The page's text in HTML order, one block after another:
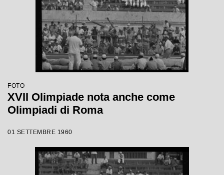
FOTO
XVII Olimpiade nota anche come
Olimpiadi di Roma
01 SETTEMBRE 1960